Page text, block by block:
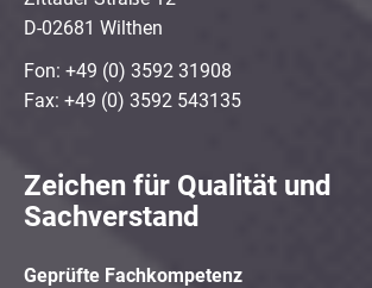
D-02681 Wilthen
Fon: +49 (0) 3592 31908
Fax: +49 (0) 3592 543135
Zeichen für Qualität und
Sachverstand
Geprüfte Fachkompetenz